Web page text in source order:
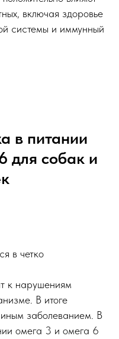
включая здоровье
системы и иммунный
в питании
для собак и
в четко
к нарушениям
В итоге
заболеванием. В
омега 3 и омега 6